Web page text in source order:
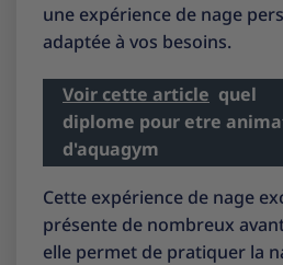
une expérience de nage
adaptée à vos besoins.
Voir cette article quel
diplome pour etre
d'aquagym
Cette expérience de nage
présente de nombreux
elle permet de pratiquer la